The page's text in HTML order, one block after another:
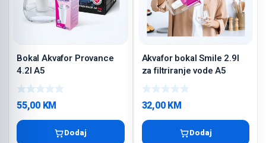
Bokal Akvafor Provance
4.2l A5
55,00 KM
Dodaj
Akvafor bokal Smile 2.9l
za filtriranje vode A5
32,00KM
Dodaj